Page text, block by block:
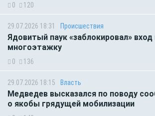
0 120
29.07.2026 18:31 Происшествия
Ядовитый паук «заблокировал»
многоэтажку
0 136
29.07.2026 18:15 Власть
Медведев высказался по поводу
о якобы грядущей мобилизации